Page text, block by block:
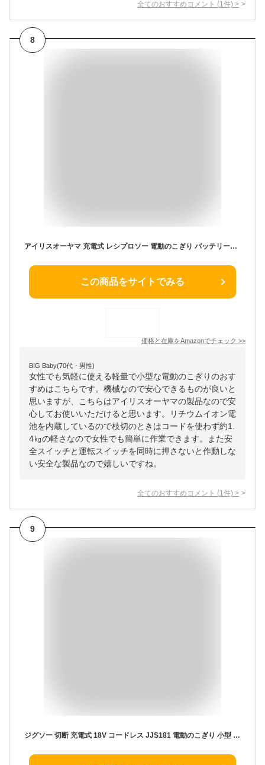
全てのおすすめコメント (1 件) >
8
アイリスオーヤマ 充電式 レシプロソー 電動のこぎり バッテリー・充電器付 木材用・鋼鉄用刃付属 JRS13 【10.8V共通バッテリーシリーズ】
この商品をサイトでみる
価格と在庫をAmazonでチェック >>
BIG Baby(70代・男性)
女性でも気軽に使える軽量で小型な電動のこぎりのおす
すめはこちらです。機械なので安心できるものが良いと
思いますが、こちらはアイリスオーヤマの製品なので安
心してお使いいただけると思います。リチウムイオン電
池を内蔵しているので枝切のときはコードを使わず約1.
4㎏の軽さなので女性でも簡単に作業できます。また安
全スイッチと運転スイッチを同時に押さないと作動しな
い安全な製品なので嬉しいですね。
全てのおすすめコメント (1 件) >
9
ジグソー 切断 充電式 18V コードレス JJS181 電動のこぎり 小型 家庭用 コードレス 電動ノコギリ 家庭用 女性 電動工具 DIY コードレス ノコギリ 鋸 木材 ホワイト 工具 ハイパワー 電動 アイリスオーヤマ LEDライト付き